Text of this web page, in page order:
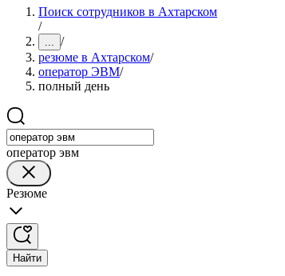
Поиск сотрудников в Ахтарском
/
... /
резюме в Ахтарском/
оператор ЭВМ/
полный день
оператор эвм
Резюме
Найти